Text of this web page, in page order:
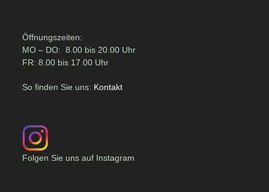
Öffnungszeiten:
MO – DO: 8.00 bis 20.00 Uhr
FR: 8.00 bis 17.00 Uhr
So finden Sie uns: Kontakt
Folgen Sie uns auf Instagram